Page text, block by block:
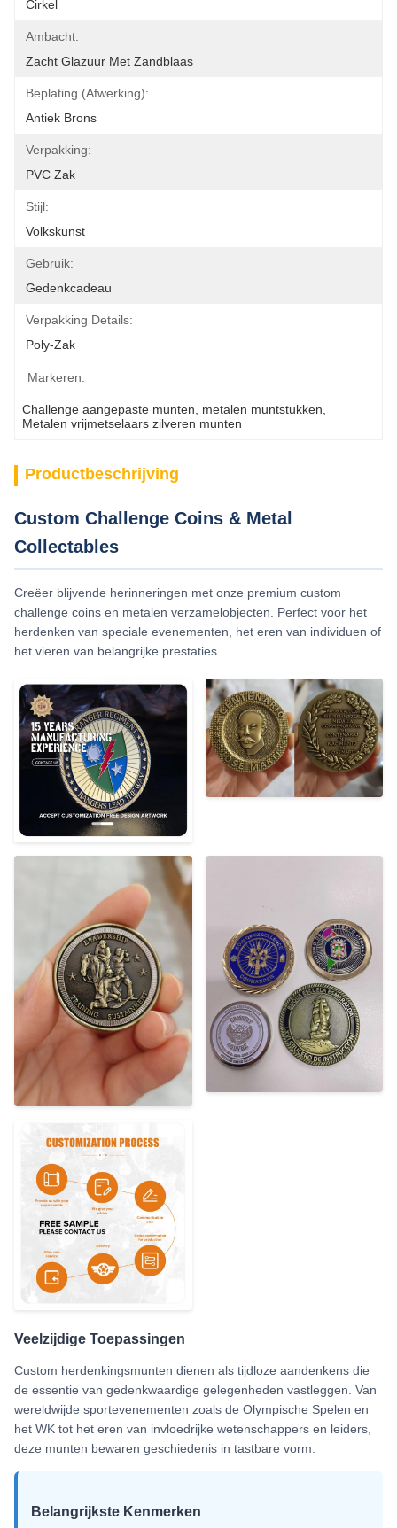
Cirkel
Ambacht:
Zacht Glazuur Met Zandblaas
Beplating (afwerking):
Antiek Brons
Verpakking:
PVC Zak
Stijl:
Volkskunst
Gebruik:
Gedenkcadeau
Verpakking Details:
Poly-Zak
Markeren:
Challenge aangepaste munten metalen muntstukken
Metalen vrijmetselaars zilveren munten
Productbeschrijving
Custom Challenge Coins & Metal
Collectables
Creëer blijvende herinneringen met onze premium custom
challenge coins en metalen verzamelobjecten. Perfect voor het
herdenken van speciale evenementen, het eren van individuen of
het vieren van belangrijke prestaties.
Veelzijdige Toepassingen
Custom herdenkingsmunten dienen als tijdloze aandenkens die
de essentie van gedenkwaardige gelegenheden vastleggen. Van
wereldwijde sportevenementen zoals de Olympische Spelen en
het WK tot het eren van invloedrijke wetenschappers en leiders,
deze munten bewaren geschiedenis in tastbare vorm.
Belangrijkste Kenmerken